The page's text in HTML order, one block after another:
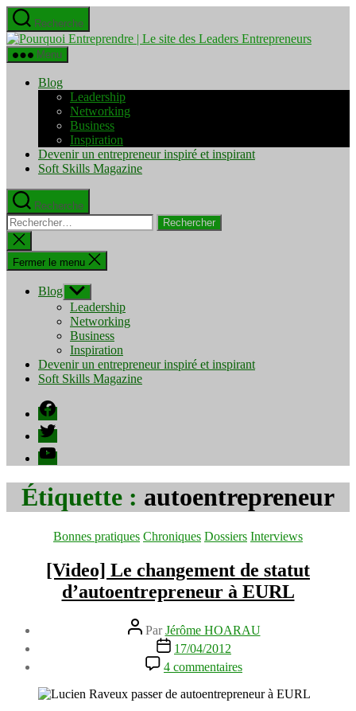
Aller
au
contenu
Recherche
Pourquoi
Menu
Blog
Leadership
Networking
Business
Inspiration
Devenir un entrepreneur inspiré et inspirant
Soft Skills Magazine
Recherche
Rechercher :
Fermer
la
recherche
Fermer le menu
Blog Afficher
le
sous-
menu
Leadership
Networking
Business
Inspiration
Devenir un entrepreneur inspiré et inspirant
Soft Skills Magazine
Facebook
Twitter
YouTube
Étiquette : autoentrepreneur
Catégories
Bonnes pratiques Chroniques Dossiers Interviews
[Video] Le changement de statut
d’autoentrepreneur à EURL
Auteur
de
l’article
ParJérôme HOARAU
Date
de
l’article
17/04/2012
4 commentaires
[Video]
Le